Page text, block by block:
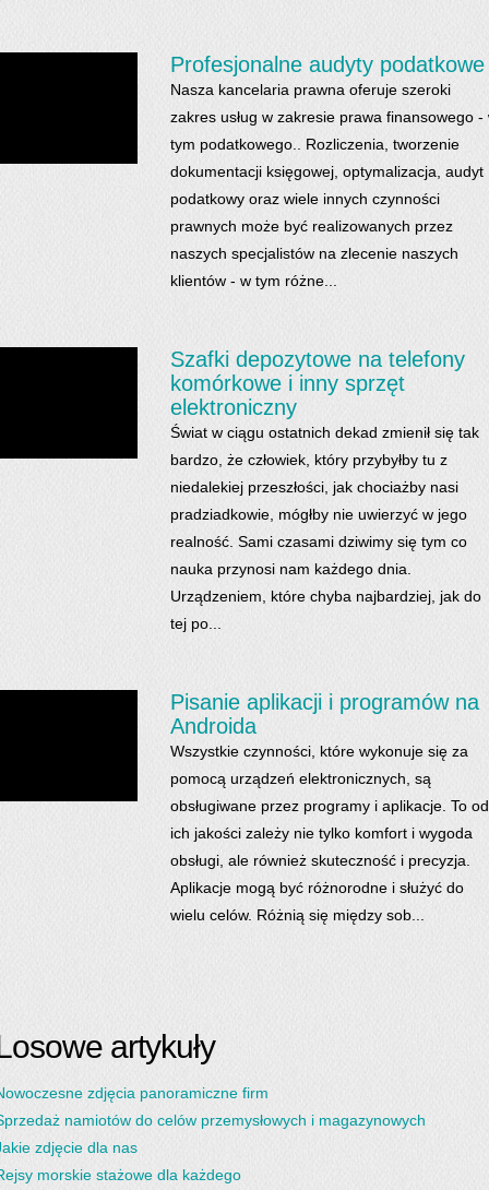
Profesjonalne audyty podatkowe
Nasza kancelaria prawna oferuje szeroki
zakres usług w zakresie prawa finansowego -
tym podatkowego.. Rozliczenia, tworzenie
dokumentacji księgowej, optymalizacja, audyt
podatkowy oraz wiele innych czynności
prawnych może być realizowanych przez
naszych specjalistów na zlecenie naszych
klientów - w tym różne...
Szafki depozytowe na telefony
komórkowe i inny sprzęt
elektroniczny
Świat w ciągu ostatnich dekad zmienił się tak
bardzo, że człowiek, który przybyłby tu z
niedalekiej przeszłości, jak chociażby nasi
pradziadkowie, mógłby nie uwierzyć w jego
realność. Sami czasami dziwimy się tym co
nauka przynosi nam każdego dnia.
Urządzeniem, które chyba najbardziej, jak do
tej po...
Pisanie aplikacji i programów na
Androida
Wszystkie czynności, które wykonuje się za
pomocą urządzeń elektronicznych, są
obsługiwane przez programy i aplikacje. To od
ich jakości zależy nie tylko komfort i wygoda
obsługi, ale również skuteczność i precyzja.
Aplikacje mogą być różnorodne i służyć do
wielu celów. Różnią się między sob...
artykuły
zdjęcia panoramiczne firm
namiotów do celów przemysłowych i magazynowych
zdjęcie dla nas
morskie stażowe dla każdego